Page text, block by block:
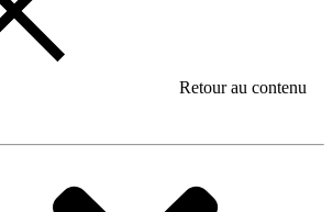
Retour au contenu